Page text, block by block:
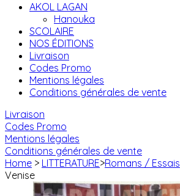
AKOL LAGAN
Hanouka
SCOLAIRE
NOS ÉDITIONS
Livraison
Codes Promo
Mentions légales
Conditions générales de vente
Livraison
Codes Promo
Mentions légales
Conditions générales de vente
Home > LITTERATURE>Romans / Essais
Venise